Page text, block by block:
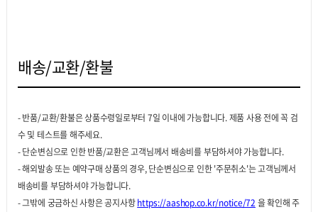
배송/교환/환불
- 반품/교환/환불은 상품수령일로부터 7일 이내에 가능합니다. 제품 사용 전에 꼭 검
수 및 테스트를 해주세요.
- 단순변심으로 인한 반품/교환은 고객님께서 배송비를 부담하셔야 가능합니다.
- 해외발송 또는 예약구매 상품의 경우, 단순변심으로 인한 '주문취소'는 고객님께서
배송비를 부담하셔야 가능합니다.
- 그밖에 궁금하신 사항은 공지사항https://aashop.co.kr/notice/72 을 확인해 주